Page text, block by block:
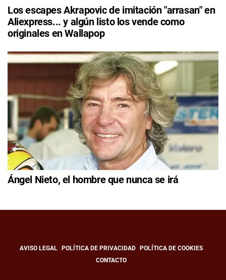
Los escapes Akrapovic de imitación "arrasan" en
Aliexpress... y algún listo los vende como
originales en Wallapop
Ángel Nieto, el hombre que nunca se irá
AVISO LEGAL POLÍTICA DE PRIVACIDAD
POLÍTICA DE COOKIES
CONTACTO